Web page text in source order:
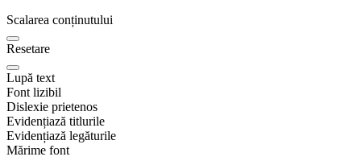
Scalarea conținutului
Resetare
Lupă text
Font lizibil
Dislexie prietenos
Evidențiază titlurile
Evidențiază legăturile
Mărime font